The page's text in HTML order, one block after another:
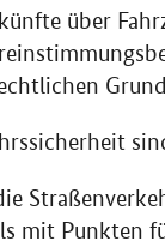
über
mit Punkten